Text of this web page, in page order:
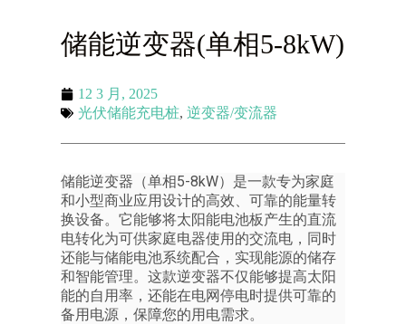
储能逆变器(单相5-8kW)
12 3 月, 2025
光伏储能充电桩, 逆变器/变流器
储能逆变器（单相5-8kW）是一款专为家庭
和小型商业应用设计的高效、可靠的能量转
换设备。它能够将太阳能电池板产生的直流
电转化为可供家庭电器使用的交流电，同时
还能与储能电池系统配合，实现能源的储存
和智能管理。这款逆变器不仅能够提高太阳
能的自用率，还能在电网停电时提供可靠的
备用电源，保障您的用电需求。